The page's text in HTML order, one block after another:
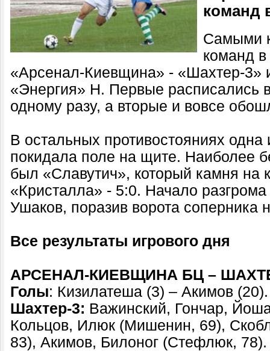
команд
Самыми
команд в
«Арсенал-Киевщина» - «Шахтер-3»
«Энергия» Н. Первые расписались
одному разу, а вторые и вовсе
В остальных противостояниях
покидала поле на щите. Наиболее
был «Славутич», который камня на
«Кристалла» - 5:0. Начало
Ушаков, поразив ворота соперника
Все результаты игрового дня
АРСЕНАЛ-КИЕВЩИНА БЦ –
Голы: Кизилатеша (3) – Акимов (20).
Шахтер-3: Важинский, Гончар,
Кольцов, Илюк (Мишенин, 69),
83), Акимов, Билоног (Стефлюк, 78).